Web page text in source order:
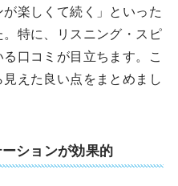
楽しくて続く」といった
特に、リスニング・スピ
口コミが目立ちます。こ
えた良い点をまとめまし
ションが効果的